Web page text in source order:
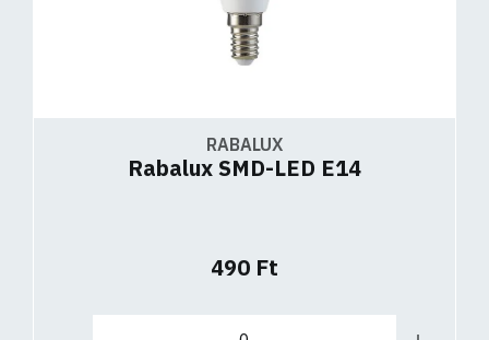
RABALUX
Rabalux SMD-LED E14
490 Ft